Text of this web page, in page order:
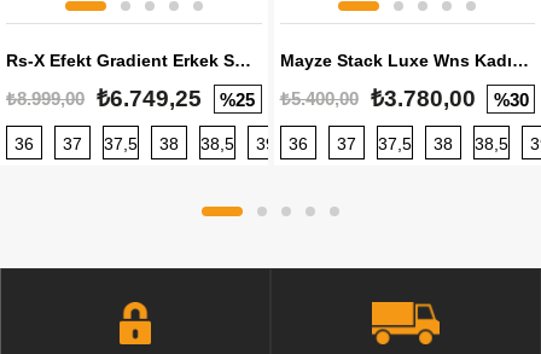
Rs-X Efekt Gradient Erkek Sneaker
₺8.999,00 ₺6.749,25 %25
36 37 37,5 38 38,5 39 40 40,5 41 42 42,5
Mayze Stack Luxe Wns Kadın Sneaker
₺5.400,00 ₺3.780,00 %30
36 37 37,5 38 38,5